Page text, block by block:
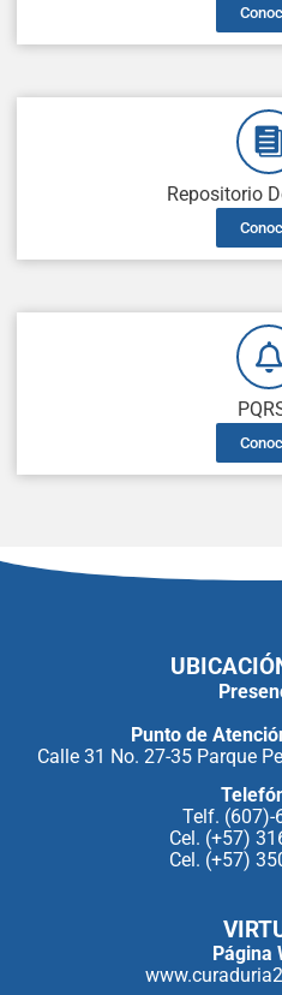
Repositorio
Punto de
Calle 31 No. 27-35 Parque
Telf. (607)-
Cel. (+57)
Cel. (+57)
Página